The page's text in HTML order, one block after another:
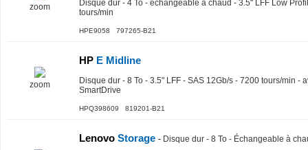
zoom
Disque dur - 4 To - échangeable à chaud - 3.5" LFF Low
tours/min
HPE9058 797265-B21
zoom
HP E Midline
Disque dur - 8 To - 3.5" LFF - SAS 12Gb/s - 7200 tours/min -
SmartDrive
HPQ398609 819201-B21
Lenovo Storage - Disque dur - 8 To - Échangeable à